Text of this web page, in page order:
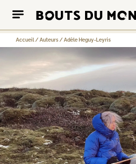
Accueil /Auteurs /Adèle Heguy-Leyris